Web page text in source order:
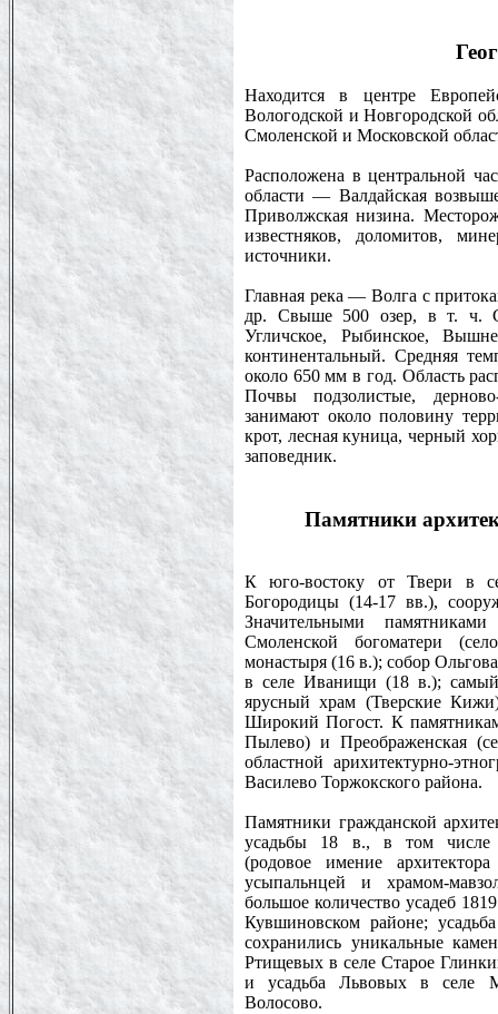
Находится в центре
Вологодской и Новгородской
Смоленской и Московской
Расположена в центральной
области — Валдайская
Приволжская низина.
известняков, доломитов,
источники.
Главная река — Волга с
др. Свыше 500 озер, в т. ч.
Угличское, Рыбинское,
континентальный. Средняя
около 650 мм в год. Область
Почвы подзолистые,
занимают около половину
крот, лесная куница, черный
заповедник.
Памятники
К юго-востоку от Твери в
Богородицы (14-17 вв.),
Значительными
Смоленской богоматери
монастыря (16 в.); собор
в селе Иванищи (18 в.); самый
ярусный храм (Тверские
Широкий Погост. К
Пылево) и Преображенская
областной арихитектурно-
Василево Торжокского района.
Памятники гражданской
усадьбы 18 в., в том числе
(родовое имение
усыпальнцей и храмом-
большое количество усадеб
Кувшиновском районе;
сохранились уникальные
Ртищевых в селе Старое
и усадьба Львовых в селе
Волосово.